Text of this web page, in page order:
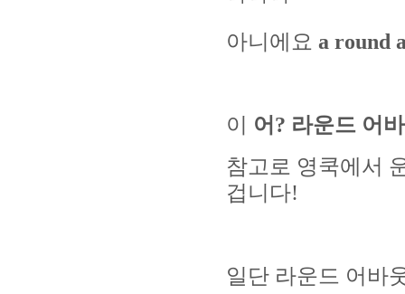
아니에요 a round
이 어? 라운드 어
참고로 영쿡에서
겁니다!
일단 라운드 어바